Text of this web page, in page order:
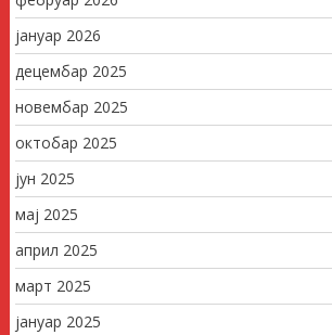
јануар 2026
децембар 2025
новембар 2025
октобар 2025
јун 2025
мај 2025
април 2025
март 2025
јануар 2025